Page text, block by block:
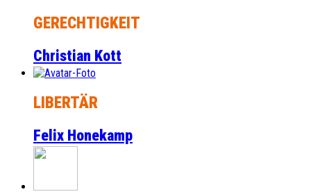
GERECHTIGKEIT
Christian Kott
LIBERTÄR
Felix Honekamp